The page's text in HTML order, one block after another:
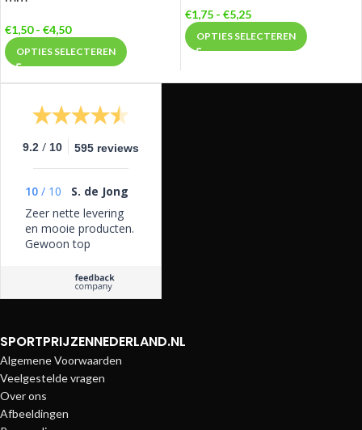
€1,50 - €4,50
OPTIES SELECTEREN
€1,75 - €5,25
OPTIES SELECTEREN
9.2 / 10 595 reviews
10 / 10
S. de Jong
Zeer nette levering
en mooie producten.
Gewoon top
SPORTPRIJZENNEDERLAND.NL
Algemene Voorwaarden
Veelgestelde vragen
Over ons
Afbeeldingen